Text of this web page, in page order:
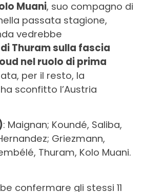
Muani, suo compagno di
passata stagione,
vedrebbe
Thuram sulla fascia
nel ruolo di prima
per il resto, la
sconfitto l’Austria
: Maignan; Koundé, Saliba,
Griezmann,
Thuram, Kolo Muani.
confermare gli stessi 11